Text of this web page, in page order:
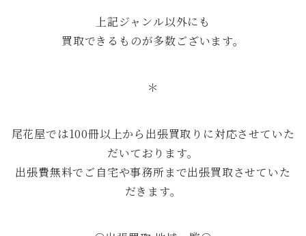
上記ジャンル以外にも
買取できるものが多数ございます。
＊
尾花屋では100冊以上から出張買取りに対応させていた
だいております。
出張費無料でご自宅や事務所まで出張買取させていた
だきます。